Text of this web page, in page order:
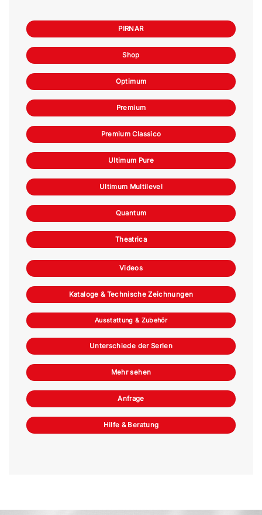
PIRNAR
Shop
Optimum
Premium
Premium Classico
Ultimum Pure
Ultimum Multilevel
Quantum
Theatrica
Videos
Kataloge & Technische Zeichnungen
Ausstattung & Zubehör
Unterschiede der Serien
Mehr sehen
Anfrage
Hilfe & Beratung